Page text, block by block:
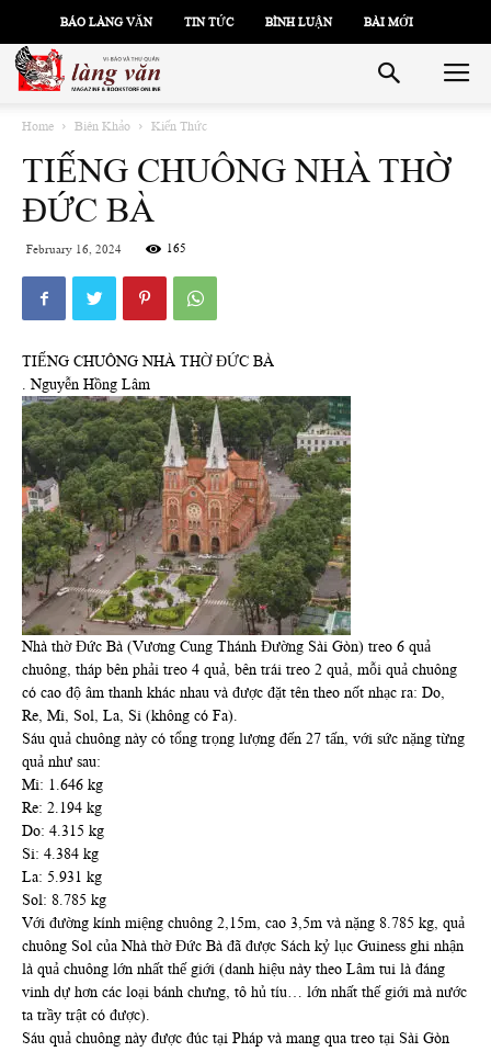
BÁO LÀNG VĂN TIN TỨC BÌNH LUẬN BÀI MỚI
Home Biên Khảo Kiến Thức
TIẾNG CHUÔNG NHÀ THỜ
ĐỨC BÀ
February 16, 2024 165
TIẾNG CHUÔNG NHÀ THỜ ĐỨC BÀ
. Nguyễn Hồng Lâm
Nhà thờ Đức Bà (Vương Cung Thánh Đường Sài Gòn) treo 6 quả
chuông, tháp bên phải treo 4 quả, bên trái treo 2 quả, mỗi quả chuông
có cao độ âm thanh khác nhau và được đặt tên theo nốt nhạc ra: Do,
Re, Mi, Sol, La, Si (không có Fa).
Sáu quả chuông này có tổng trọng lượng đến 27 tấn, với sức nặng từng
quả như sau:
Mi: 1.646 kg
Re: 2.194 kg
Do: 4.315 kg
Si: 4.384 kg
La: 5.931 kg
Sol: 8.785 kg
Với đường kính miệng chuông 2,15m, cao 3,5m và nặng 8.785 kg, quả
chuông Sol của Nhà thờ Đức Bà đã được Sách kỷ lục Guiness ghi nhận
là quả chuông lớn nhất thế giới (danh hiệu này theo Lâm tui là đáng
vinh dự hơn các loại bánh chưng, tô hủ tíu… lớn nhất thế giới mà nước
ta trầy trật có được).
Sáu quả chuông này được đúc tại Pháp và mang qua treo tại Sài Gòn